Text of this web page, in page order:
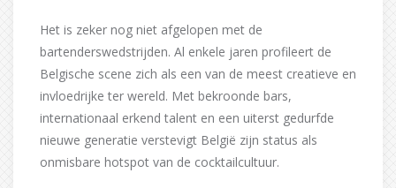
Het is zeker nog niet afgelopen met de
bartenderswedstrijden. Al enkele jaren profileert de
Belgische scene zich als een van de meest creatieve en
invloedrijke ter wereld. Met bekroonde bars,
internationaal erkend talent en een uiterst gedurfde
nieuwe generatie verstevigt België zijn status als
onmisbare hotspot van de cocktailcultuur.